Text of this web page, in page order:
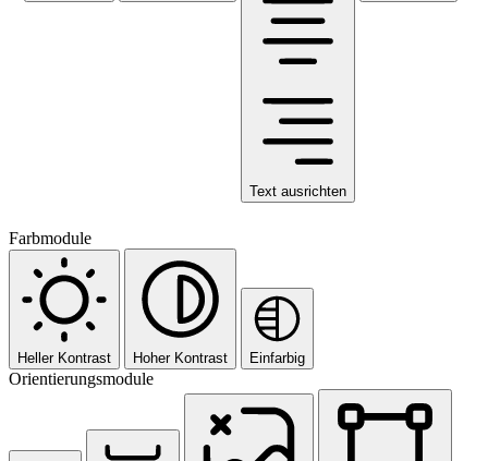
Text ausrichten
Farbmodule
Heller Kontrast Hoher Kontrast Einfarbig
Orientierungsmodule